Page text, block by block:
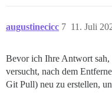
augustinecicc 11. Juli
7
Bevor ich Ihre Antwort sah,
versucht, nach dem
Git Pull) neu zu erstellen,